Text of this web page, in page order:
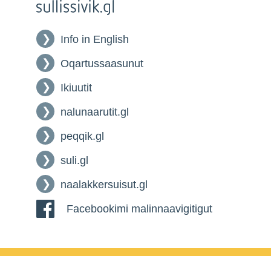
Info in English
Oqartussaasunut
Ikiuutit
nalunaarutit.gl
peqqik.gl
suli.gl
naalakkersuisut.gl
Facebookimi malinnaavigitigut